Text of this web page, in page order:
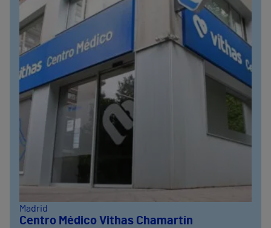
Madrid
Centro Médico Vithas Chamartín